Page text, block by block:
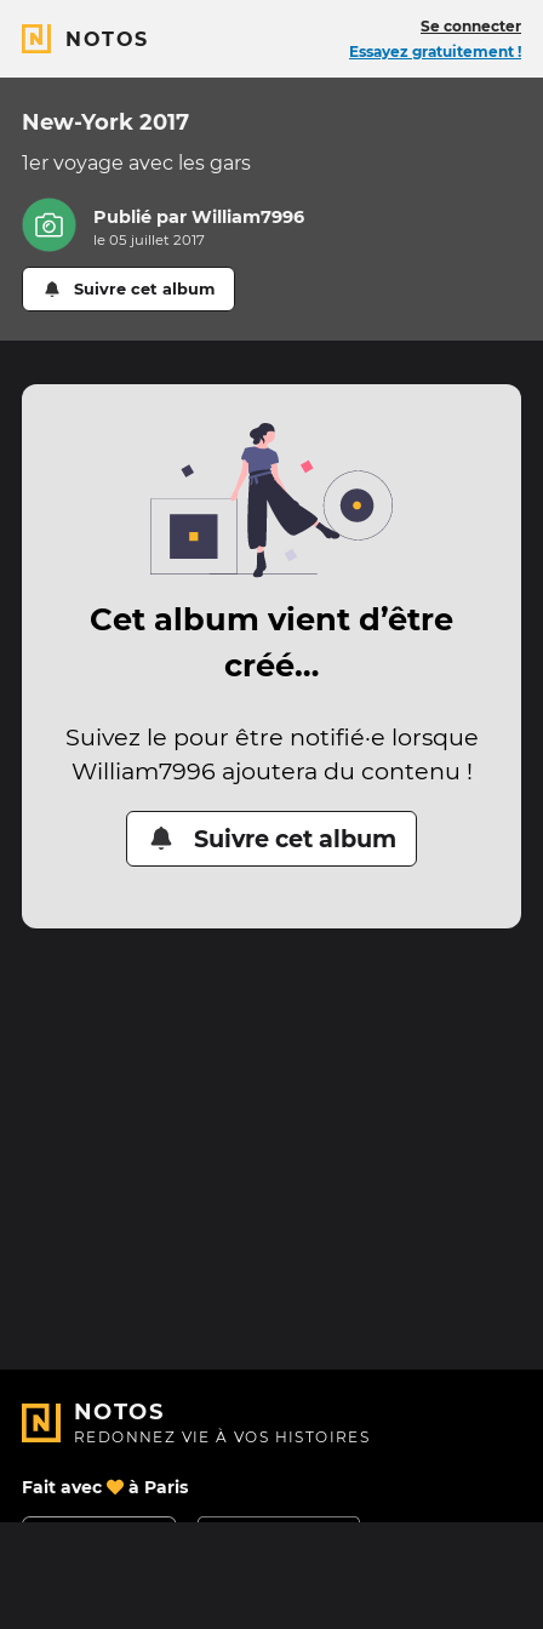
NOTOS
Se connecter
Essayez gratuitement !
New-York 2017
1er voyage avec les gars
Publié parWilliam7996
le 05 juillet 2017
Suivre cet album
Cet album vient d’être
créé…
Suivez le pour être notifié·e lorsque
William7996 ajoutera du contenu !
Suivre cet album
NOTOS
REDONNEZ VIE À VOS HISTOIRES
Fait avec à Paris